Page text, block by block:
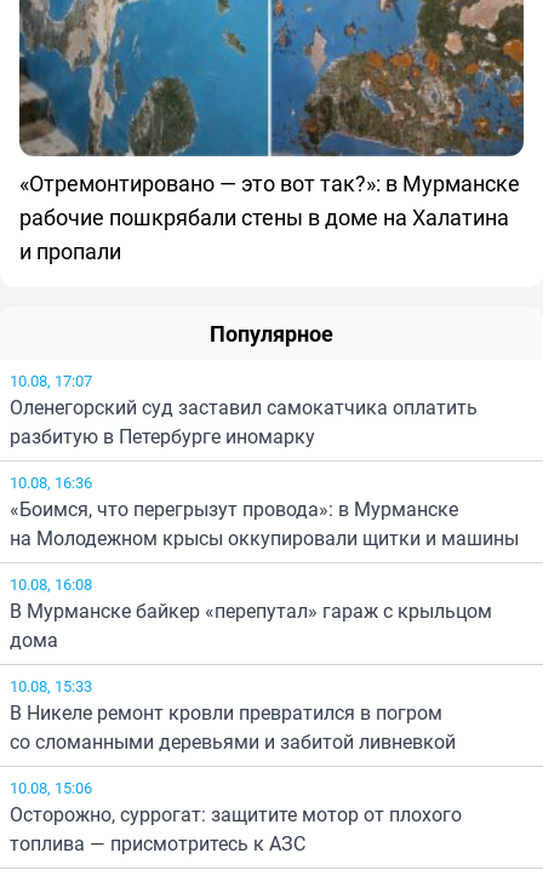
«Отремонтировано — это вот так?»: в Мурманске
рабочие пошкрябали стены в доме на Халатина
и пропали
Популярное
10.08, 17:07
Оленегорский суд заставил самокатчика оплатить
разбитую в Петербурге иномарку
10.08, 16:36
«Боимся, что перегрызут провода»: в Мурманске
на Молодежном крысы оккупировали щитки и машины
10.08, 16:08
В Мурманске байкер «перепутал» гараж с крыльцом
дома
10.08, 15:33
В Никеле ремонт кровли превратился в погром
со сломанными деревьями и забитой ливневкой
10.08, 15:06
Осторожно, суррогат: защитите мотор от плохого
топлива — присмотритесь к АЗС